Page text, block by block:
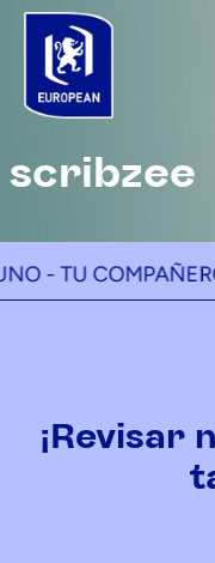
Ir al contenido
scribzee
COMPAÑERO DE
¡Revisar